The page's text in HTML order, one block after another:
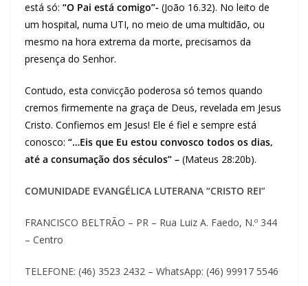
está só: “O Pai está comigo”- (João 16.32). No leito de
um hospital, numa UTI, no meio de uma multidão, ou
mesmo na hora extrema da morte, precisamos da
presença do Senhor.
Contudo, esta convicção poderosa só temos quando
cremos firmemente na graça de Deus, revelada em Jesus
Cristo. Confiemos em Jesus! Ele é fiel e sempre está
conosco: “…Eis que Eu estou convosco todos os dias,
até a consumação dos séculos” – (Mateus 28:20b).
COMUNIDADE EVANGÉLICA LUTERANA “CRISTO REI”
FRANCISCO BELTRÃO – PR – Rua Luiz A. Faedo, N.º 344
– Centro
TELEFONE: (46) 3523 2432 – WhatsApp: (46) 99917 5546